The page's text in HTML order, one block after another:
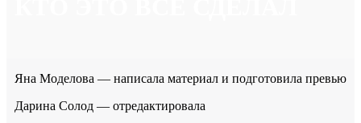
Яна Моделова — написала материал и подготовила превью
Дарина Солод — отредактировала